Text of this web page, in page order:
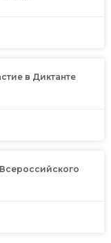
в Диктанте